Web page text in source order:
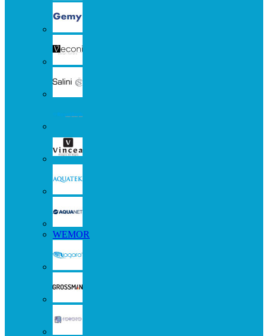
WEMOR